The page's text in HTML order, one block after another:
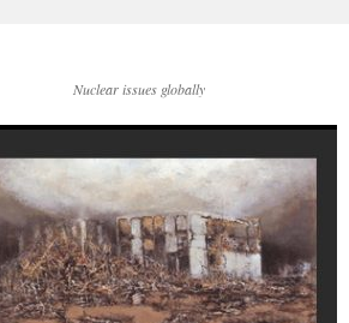
Nuclear issues globally